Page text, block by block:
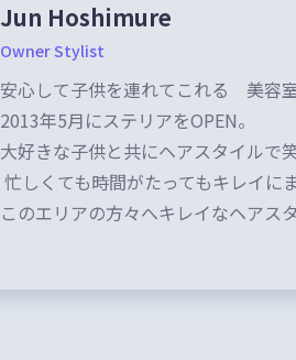
Jun Hoshimure
Owner Stylist
安心して子供を連れてこれる 美容室
2013年5月にステリアをOPEN。
大好きな子供と共にヘアスタイルで
忙しくても時間がたってもキレイに
このエリアの方々へキレイなヘアス